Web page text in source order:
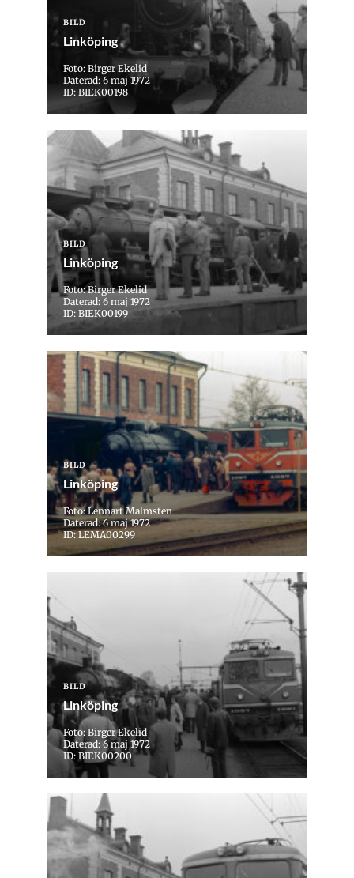
BILD
Linköping
Foto: Birger Ekelid
Daterad: 6 maj 1972
ID: BIEK00198
BILD
Linköping
Foto: Birger Ekelid
Daterad: 6 maj 1972
ID: BIEK00199
BILD
Linköping
Foto: Lennart Malmsten
Daterad: 6 maj 1972
ID: LEMA00299
BILD
Linköping
Foto: Birger Ekelid
Daterad: 6 maj 1972
ID: BIEK00200